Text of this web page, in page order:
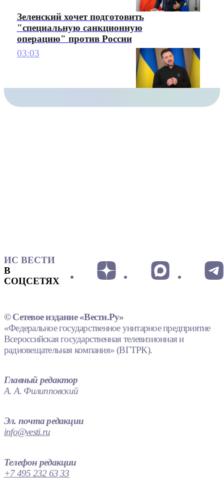
Зеленский хочет подготовить
"специальную санкционную
операцию" против России
03:03
ИС ВЕСТИ
В
СОЦСЕТЯХ
© Сетевое издание «Вести.Ру»
«Федеральное государственное унитарное предприятие
Всероссийская государственная телевизионная и
радиовещательная компания» (ВГТРК).
Главный редактор
А. А. Филипповский
Эл. почта редакции
info@vesti.ru
Телефон редакции
+7 495 232 63 33